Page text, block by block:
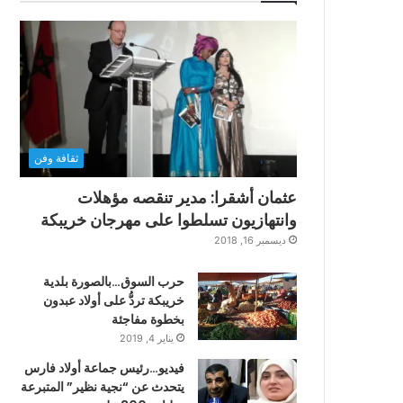
ثقافة وفن
عثمان أشقرا: مدير تنقصه مؤهلات
وانتهازيون تسلطوا على مهرجان خريبكة
ديسمبر 16, 2018
حرب السوق…بالصورة بلدية
خريبكة تردُّ على أولاد عبدون
بخطوة مفاجئة
يناير 4, 2019
فيديو…رئيس جماعة أولاد فارس
يتحدث عن “نجية نظير” المتبرعة